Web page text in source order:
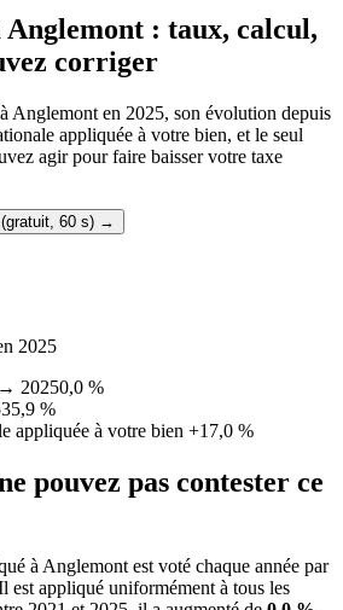
Anglemont : taux, calcul,
corriger
Anglemont en 2025, son évolution depuis
appliquée à votre bien, et le seul
agir pour faire baisser votre taxe
60 s) →
2025
20250,0 %
35,9 %
appliquée à votre bien +17,0 %
pouvez pas contester ce
à Anglemont est voté chaque année par
est appliqué uniformément à tous les